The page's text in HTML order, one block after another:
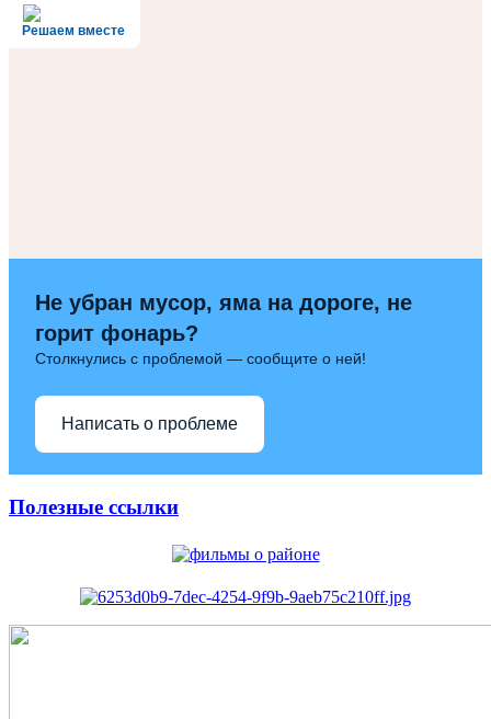
Решаем вместе
Не убран мусор, яма на дороге, не
горит фонарь?
Столкнулись с проблемой — сообщите о ней!
Написать о проблеме
Полезные ссылки